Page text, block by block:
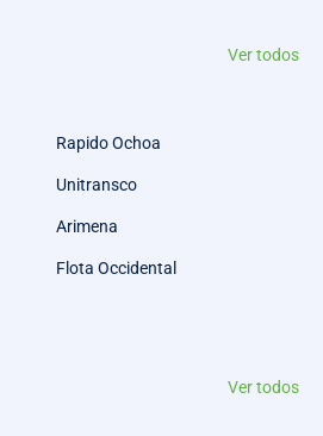
Ver todos
Rapido Ochoa
Unitransco
Arimena
Flota Occidental
Ver todos